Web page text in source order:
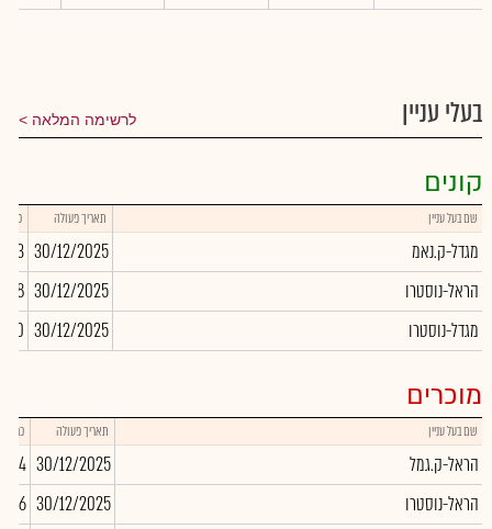
בעלי עניין לרשימה המלאה
קונים
שם בעל עניין תאריך פעולה כמות
מגדל-ק.נאמ 30/12/2025
הראל-נוסטרו
30/12/2025
מגדל-נוסטרו
30/12/2025
מוכרים
שם בעל עניין תאריך פעולה כמות
הראל-ק.גמל 30/12/2025
הראל-נוסטרו
30/12/2025
-6